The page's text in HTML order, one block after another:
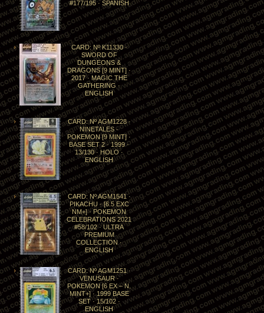
#177/195 · SPANISH
CARD: Nº K11330 ·
SWORD OF
DUNGEONS &
DRAGONS [9 MINT] ·
2017 · MAGIC THE
GATHERING ·
ENGLISH
CARD: Nº AGM1228 ·
NINETALES ·
POKEMON [9 MINT] ·
BASE SET 2 · 1999 ·
13/130 · HOLO ·
ENGLISH
CARD: Nº AGM1541 ·
PIKACHU · [6.5 EXC
NM+] · POKEMON
CELEBRATIONS 2021
#58/102 · ULTRA
PREMIUM
COLLECTION ·
ENGLISH
CARD: Nº AGM1251 ·
VENUSAUR ·
POKEMON [6 EX – N.
MINT+] · 1999 BASE
SET · 15/102 ·
ENGLISH